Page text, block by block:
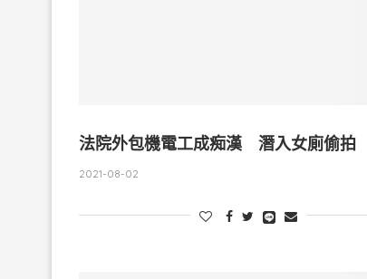
法院外包機電工成痴漢 潛入女廁偷拍
2021-08-02